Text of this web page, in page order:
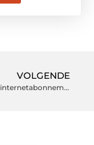
VOLGENDE
Goedkoop internetabonnement